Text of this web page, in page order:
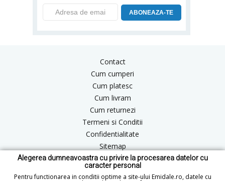
Alegerea dumneavoastra cu privire la procesarea datelor cu
caracter personal
Pentru functionarea in conditii optime a site-ului Emidale.ro, datele cu
ABONEAZA-TE
Contact
Cum cumperi
Cum platesc
Cum livram
Cum returnezi
Termeni si Conditii
Confidentialitate
Sitemap
Blog
ANPC